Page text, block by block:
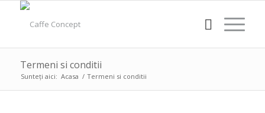
Termeni si conditii
Sunteți aici: Acasa / Termeni si conditii